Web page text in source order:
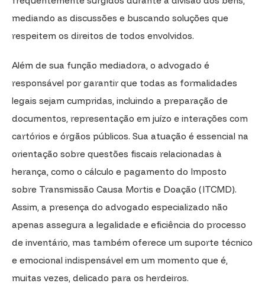
mediando as discussões e buscando soluções que
respeitem os direitos de todos envolvidos.
Além de sua função mediadora, o advogado é
responsável por garantir que todas as formalidades
legais sejam cumpridas, incluindo a preparação de
documentos, representação em juízo e interações com
cartórios e órgãos públicos. Sua atuação é essencial na
orientação sobre questões fiscais relacionadas à
herança, como o cálculo e pagamento do Imposto
sobre Transmissão Causa Mortis e Doação (ITCMD).
Assim, a presença do advogado especializado não
apenas assegura a legalidade e eficiência do processo
de inventário, mas também oferece um suporte técnico
e emocional indispensável em um momento que é,
muitas vezes, delicado para os herdeiros.